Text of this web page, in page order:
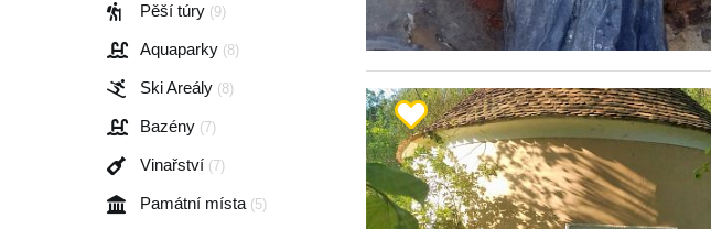
Pěší túry (9)
Aquaparky (8)
Ski Areály (8)
Bazény (7)
Vinařství (7)
Památní místa (5)